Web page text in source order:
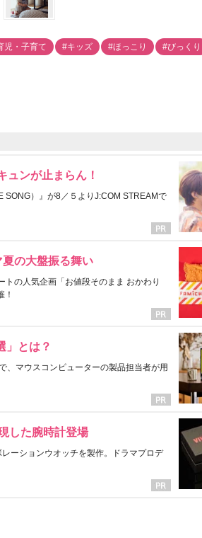
児・子育て #キッズ #ほっこり #びっくり
ュンが止まらん！
SONG）』が8／５よりJ:COM STREAMで
の大盤振る舞い
の人気企画「お値段そのまま おかわり
！
」とは？
、マウスコンピューターの製品担当者が用
した腕時計登場
ーションウオッチを製作。ドラマプロデ